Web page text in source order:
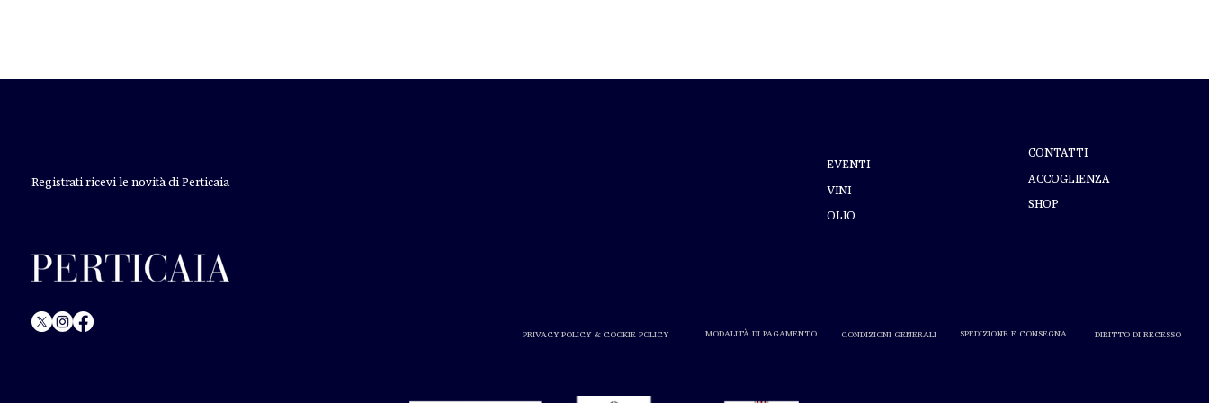
Registrati ricevi le novità di Perticaia
EVENTI
VINI
OLIO
CONTATTI
ACCOGLIENZA
SHOP
PRIVACY POLICY & COOKIE POLICY MODALITÀ DI PAGAMENTO CONDIZIONI GENERALI SPEDIZIONE E CONSEGNA DIRITTO DI RECESSO